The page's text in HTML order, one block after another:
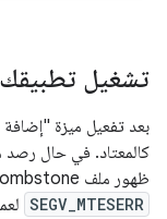
تشغيل تطبيقك
بعد تفعيل ميزة
كالمعتاد. في حال رصد
ظهور ملف tombstone يشبه ما يلي (يُرجى ملاحظة
SEGV_MTESERR